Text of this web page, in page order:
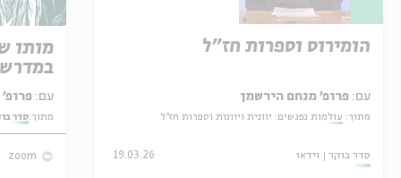
הומירוס וספרות חז"ל
עם: פרופ' מנחם הירשמן
מתוך: עולמות נפגשים: יוונית ויוונות וספרות חז"ל
סדר בוקר וידאו 19.03.26
מותו
עם: פרופ' אביגדור שנאן
מתוך:סדר
zoom